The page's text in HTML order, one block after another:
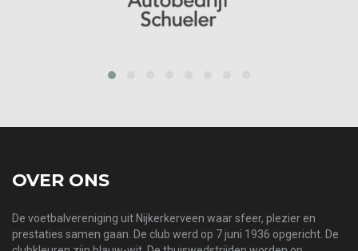
OVER ONS
De voetbalvereniging uit Nijkerkerveen waar sfeer, plezier en
prestaties samen gaan. De club werd op 7 juni 1936 opgericht. De